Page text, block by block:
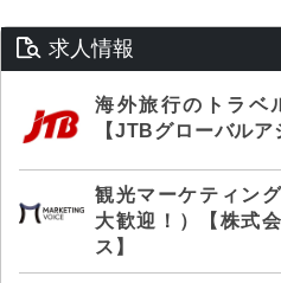
求人情報
海外旅行のトラベ
【JTBグローバルア
観光マーケティン
大歓迎！）【株式
ス】